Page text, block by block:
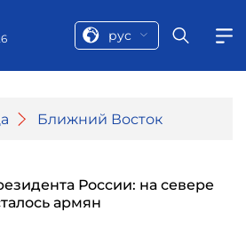
рус
Ближний Восток
России: на севере
армян